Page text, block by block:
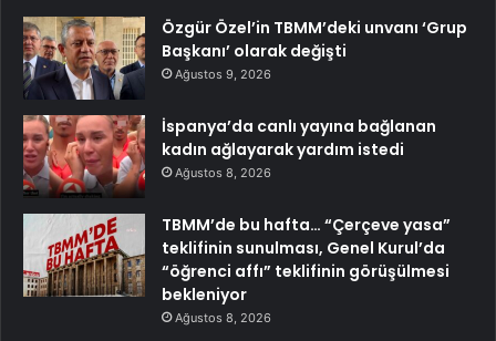
Özgür Özel’in TBMM’deki unvanı ‘Grup
Başkanı’ olarak değişti
Ağustos 9, 2026
İspanya’da canlı yayına bağlanan
kadın ağlayarak yardım istedi
Ağustos 8, 2026
TBMM’de bu hafta… “Çerçeve yasa”
teklifinin sunulması, Genel Kurul’da
“öğrenci affı” teklifinin görüşülmesi
bekleniyor
Ağustos 8, 2026